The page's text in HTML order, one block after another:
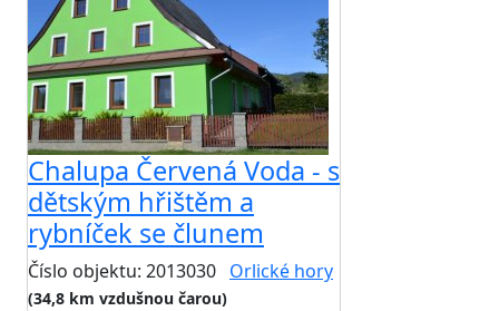
Chalupa Červená Voda - s
dětským hřištěm a
rybníček se člunem
Číslo objektu: 2013030 Orlické hory
(34,8 km vzdušnou čarou)